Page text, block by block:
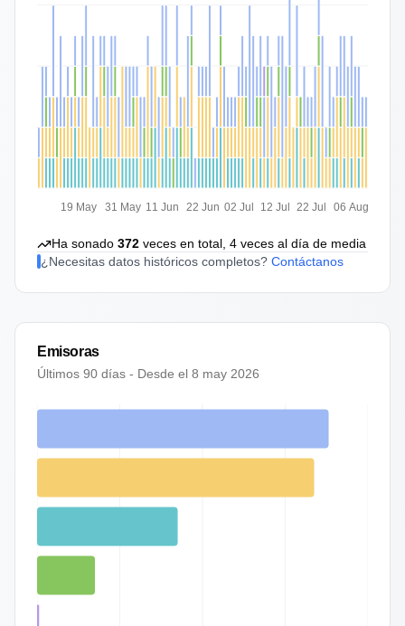
19 May 31 May 11 Jun 22 Jun 02 Jul 12 Jul 22 Jul 06 Aug
Ha sonado 372 veces en total, 4 veces al día de media
¿Necesitas datos históricos completos? Contáctanos
Emisoras
Últimos 90 días - Desde el 8 may 2026